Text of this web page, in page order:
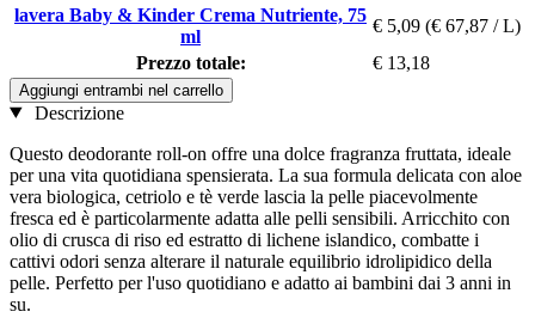
lavera Baby & Kinder Crema Nutriente, 75
ml
€ 5,09 (€ 67,87 / L)
Prezzo totale:
€ 13,18
Aggiungi entrambi nel carrello
Descrizione
Questo deodorante roll-on offre una dolce fragranza fruttata, ideale
per una vita quotidiana spensierata. La sua formula delicata con aloe
vera biologica, cetriolo e tè verde lascia la pelle piacevolmente
fresca ed è particolarmente adatta alle pelli sensibili. Arricchito con
olio di crusca di riso ed estratto di lichene islandico, combatte i
cattivi odori senza alterare il naturale equilibrio idrolipidico della
pelle. Perfetto per l'uso quotidiano e adatto ai bambini dai 3 anni in
su.